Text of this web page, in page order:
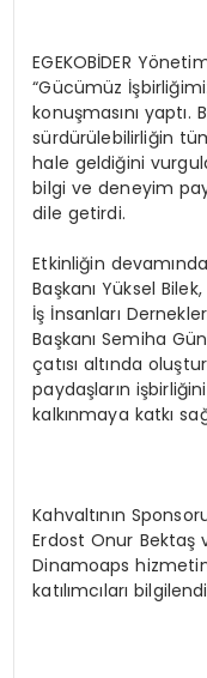
EGEKOBİDER
“Gücümüz
konuşmasını yaptı.
sürdürülebilirliğin
hale geldiğini
bilgi ve deneyim
dile getirdi.
Etkinliğin
Başkanı Yüksel
İş İnsanları
Başkanı Semiha
çatısı altında
paydaşların
kalkınmaya katkı
Kahvaltının
Erdost Onur Bektaş
Dinamoaps
katılımcıları